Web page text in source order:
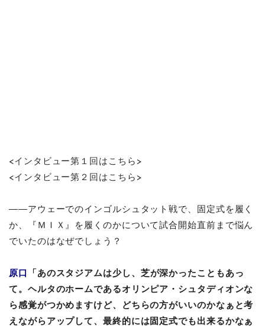
<インタビュー第１回はこちら>
<インタビュー第 ２回はこちら>
――アウェーでのインゴルシュタット戦で、固定式を履く
か、『ＭＩＸ』を履くのかについて試合開始直前まで悩ん
でいたのはなぜでしょう？
原口
「あのスタジアムは少し、芝が深かったこともあっ
て。ヘルタのホームであるオリンピア・シュタディオンな
ら感覚がつかめますけど、どちらの方がいいのかなぁと考
えながらアップして、最終的には固定式でも出来るかなぁ